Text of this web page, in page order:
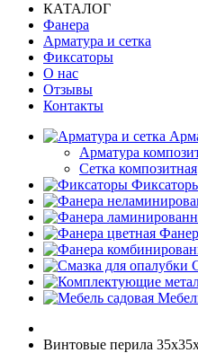
КАТАЛОГ
Фанера
Арматура и сетка
Фиксаторы
О нас
Отзывы
Контакты
Арматура
Сетка композитная
Винтовые перила